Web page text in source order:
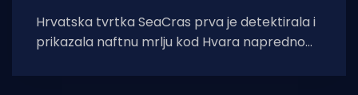
Hrvatska tvrtka SeaCras prva je detektirala i
prikazala naftnu mrlju kod Hvara naprednom
vremena